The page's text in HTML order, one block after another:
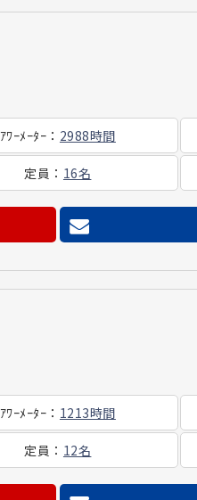
ｱﾜｰﾒｰﾀｰ ： 2988時間
定員 ： 16名
ｱﾜｰﾒｰﾀｰ ： 1213時間
定員 ： 12名